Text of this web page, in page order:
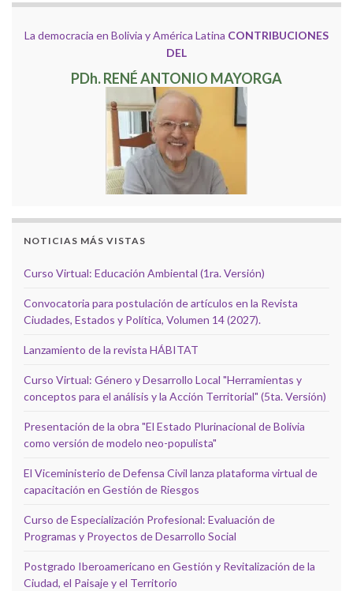
La democracia en Bolivia y América Latina CONTRIBUCIONES
DEL
PDh. RENÉ ANTONIO MAYORGA
NOTICIAS MÁS VISTAS
Curso Virtual: Educación Ambiental (1ra. Versión)
Convocatoria para postulación de artículos en la Revista
Ciudades, Estados y Política, Volumen 14 (2027).
Lanzamiento de la revista HÁBITAT
Curso Virtual: Género y Desarrollo Local "Herramientas y
conceptos para el análisis y la Acción Territorial" (5ta. Versión)
Presentación de la obra "El Estado Plurinacional de Bolivia
como versión de modelo neo-populista"
El Viceministerio de Defensa Civil lanza plataforma virtual de
capacitación en Gestión de Riesgos
Curso de Especialización Profesional: Evaluación de
Programas y Proyectos de Desarrollo Social
Postgrado Iberoamericano en Gestión y Revitalización de la
Ciudad, el Paisaje y el Territorio